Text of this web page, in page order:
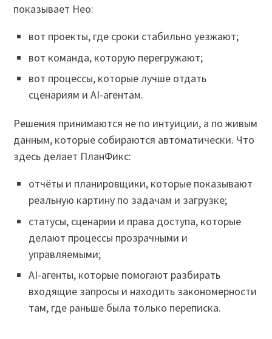
показывает Нео:
вот проекты, где сроки стабильно уезжают;
вот команда, которую перегружают;
вот процессы, которые лучше отдать
сценариям и AI-агентам.
Решения принимаются не по интуиции, а по живым
данным, которые собираются автоматически. Что
здесь делает ПланФикс:
отчёты и планировщики, которые показывают
реальную картину по задачам и загрузке;
статусы, сценарии и права доступа, которые
делают процессы прозрачными и
управляемыми;
AI-агенты, которые помогают разбирать
входящие запросы и находить закономерности
там, где раньше была только переписка.